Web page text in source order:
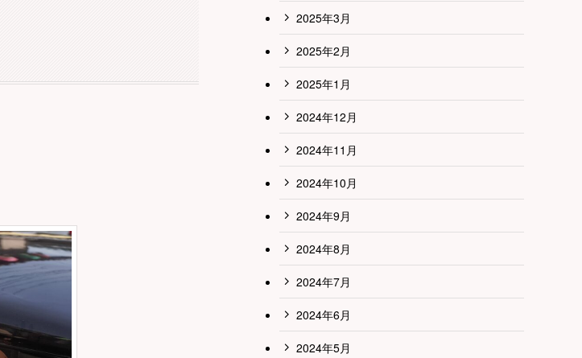
2025年3月
2025年2月
2025年1月
2024年12月
2024年11月
2024年10月
2024年9月
2024年8月
2024年7月
2024年6月
2024年5月